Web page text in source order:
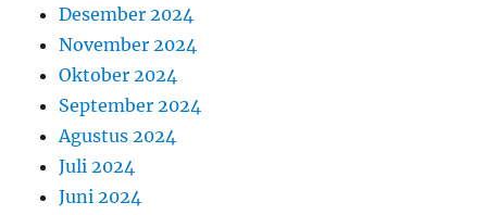
Desember 2024
November 2024
Oktober 2024
September 2024
Agustus 2024
Juli 2024
Juni 2024